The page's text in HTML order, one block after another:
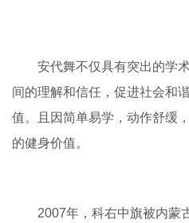
安代舞不仅具有突出的学
间的理解和信任，促进社会和
值。且因简单易学，动作舒缓
的健身价值。
2007年，科右中旗被内蒙